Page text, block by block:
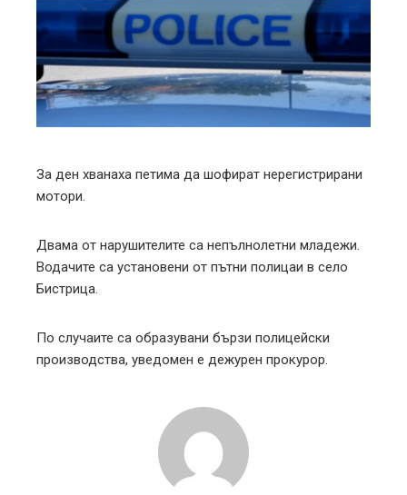
За ден хванаха петима да шофират нерегистрирани
мотори.
Двама от нарушителите са непълнолетни младежи.
Водачите са установени от пътни полицаи в село
Бистрица.
По случаите са образувани бързи полицейски
производства, уведомен е дежурен прокурор.